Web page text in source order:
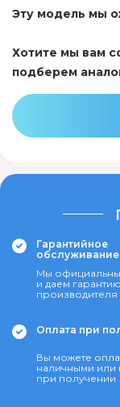
Эту модель мы
Хотите мы вам
подберем
Гарантийное
обслуживание
Мы
и даем гарантию
производителя
Оплата при
Вы можете
наличными или
при получении